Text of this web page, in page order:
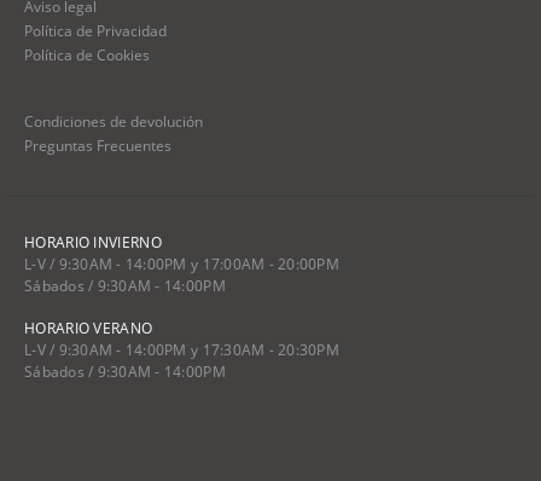
Aviso legal
Política de Privacidad
Política de Cookies
Condiciones de devolución
Preguntas Frecuentes
HORARIO INVIERNO
L-V / 9:30AM - 14:00PM y 17:00AM - 20:00PM
Sábados / 9:30AM - 14:00PM
HORARIO VERANO
L-V / 9:30AM - 14:00PM y 17:30AM - 20:30PM
Sábados / 9:30AM - 14:00PM